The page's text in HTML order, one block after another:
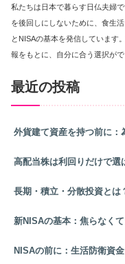
私たちは日本で暮らす日仏夫婦
を後回しにしないために、食生
とNISAの基本を発信しています
報をもとに、自分に合う選択がで
最近の投稿
外貨建て資産を持つ前に：
高配当株は利回りだけで選
長期・積立・分散投資とは
新NISAの基本：焦らなく
NISAの前に：生活防衛資